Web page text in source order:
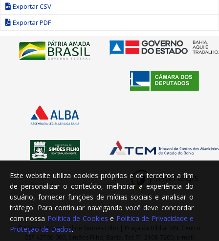
Exportar CSV
Exportar PDF
© Câmara Municipal de Simões Filho | Praça da Bíblia, S/N, Centro,
CEP 43700-000, Simões Filho, Bahia. Tel: 71 2108-7200, e-mail:
Este website utiliza cookies próprios e de terceiros a fim
de personalizar o conteúdo, melhorar a experiência do
usuário, fornecer funções de mídias sociais e analisar o
tráfego. Para continuar navegando você deve concordar
com nossa Política de Cookies e Política de Privacidade e
Proteção de Dados.